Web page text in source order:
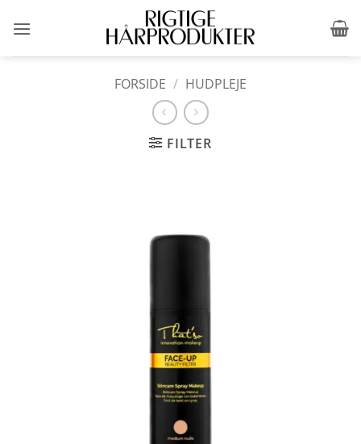
FORSIDE / HUDPLEJE
FILTER